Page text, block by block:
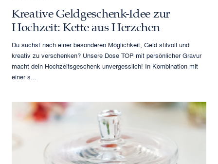
Kreative Geldgeschenk-Idee zur
Hochzeit: Kette aus Herzchen
Du suchst nach einer besonderen Möglichkeit, Geld stilvoll und
kreativ zu verschenken? Unsere Dose TOP mit persönlicher Gravur
macht dein Hochzeitsgeschenk unvergesslich! In Kombination mit
einer s...